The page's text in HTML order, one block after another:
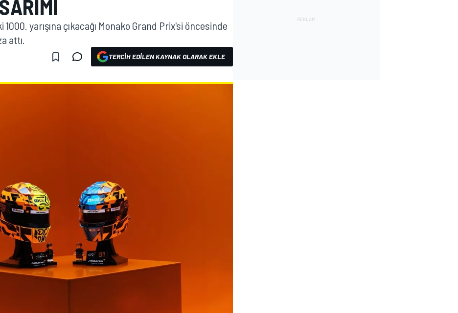
yarışına çıkacağı Monako Grand Prix'si öncesinde
attı.
TERCIH EDILEN KAYNAK OLARAK EKLE